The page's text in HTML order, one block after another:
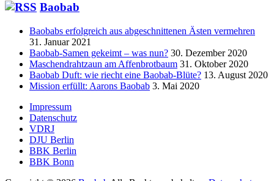
Baobab
Baobabs erfolgreich aus abgeschnittenen Ästen vermehren
31. Januar 2021
Baobab-Samen gekeimt – was nun? 30. Dezember 2020
Maschendrahtzaun am Affenbrotbaum 31. Oktober 2020
Baobab Duft: wie riecht eine Baobab-Blüte? 13. August 2020
Mission erfüllt: Aarons Baobab 3. Mai 2020
Seitenfuß-
Menü
Impressum
Datenschutz
VDRJ
DJU Berlin
BBK Berlin
BBK Bonn